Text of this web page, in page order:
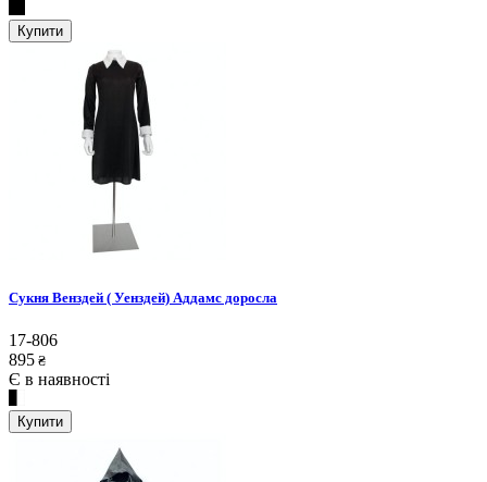
Купити
Сукня Венздей ( Уенздей) Аддамс доросла
17-806
895 ₴
Є в наявності
Купити